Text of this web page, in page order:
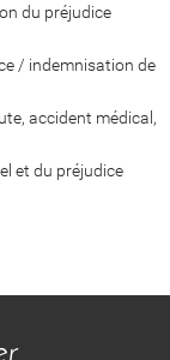
du préjudice
/ indemnisation de
accident médical,
et du préjudice